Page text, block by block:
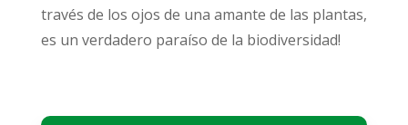
través de los ojos de una amante de las plantas,
es un verdadero paraíso de la biodiversidad!